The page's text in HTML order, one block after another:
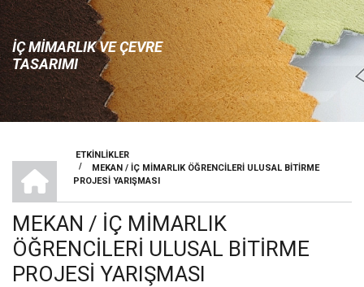
İÇ MIMARLIK VE ÇEVRE
TASARIMI
SAYFA
YOLU
İÇ MIMARLIK VE ÇEVRE TASARIMI
ETKINLIKLER
/
MEKAN / İÇ MİMARLIK ÖĞRENCİLERİ ULUSAL BİTİRME
PROJESİ YARIŞMASI
MEKAN / İÇ MİMARLIK
ÖĞRENCİLERİ ULUSAL BİTİRME
PROJESİ YARIŞMASI